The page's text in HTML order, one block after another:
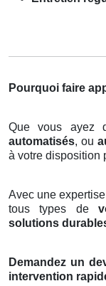
Pourquoi faire
Que vous ayez
automatisés, ou
à votre disposition
Avec une
tous types de
solutions
Demandez un
intervention